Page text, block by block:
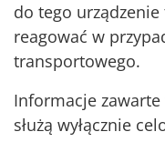
do tego
reagować w
transportowego.
Informacje
służą wyłącznie